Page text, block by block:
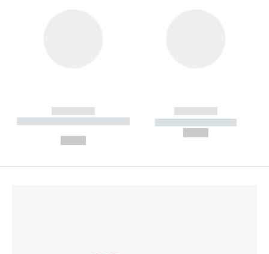
------------
----------- ----------- --------
------------
----------- -----------